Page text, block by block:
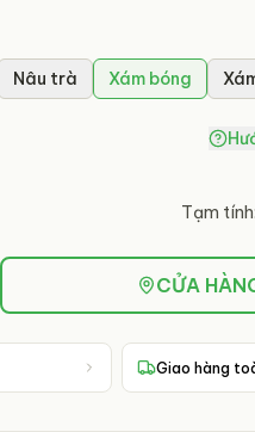
Nâu trà Xám bóng
Tạm tính:
CỬA
Giao hàng